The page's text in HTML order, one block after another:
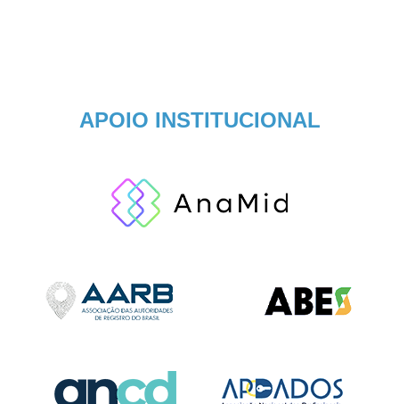
APOIO INSTITUCIONAL